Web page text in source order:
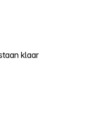
klaar